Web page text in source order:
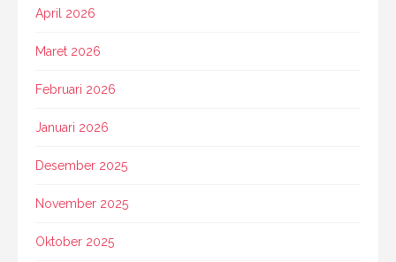
April 2026
Maret 2026
Februari 2026
Januari 2026
Desember 2025
November 2025
Oktober 2025